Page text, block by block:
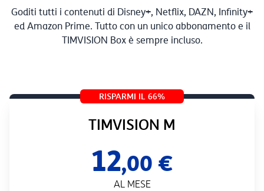
Goditi tutti i contenuti di Disney+, Netflix, DAZN, Infinity+
ed Amazon Prime. Tutto con un unico abbonamento e il
TIMVISION Box è sempre incluso.
RISPARMI IL 66%
TIMVISION M
12,00 €
AL MESE